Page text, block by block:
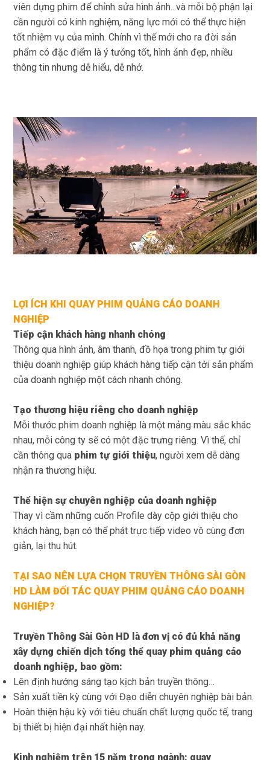
viên dựng phim để chỉnh sửa hình ảnh...và mỗi bộ phận lại
cần người có kinh nghiệm, năng lực mới có thể thực hiện
tốt nhiệm vụ của mình. Chính vì thế mới cho ra đời sản
phẩm có đặc điểm là ý tưởng tốt, hình ảnh đẹp, nhiều
thông tin nhưng dễ hiểu, dễ nhớ.
LỢI ÍCH KHI QUAY PHIM QUẢNG CÁO DOANH
NGHIỆP
Tiếp cận khách hàng nhanh chóng
Thông qua hình ảnh, âm thanh, đồ họa trong phim tự giới
thiệu doanh nghiệp giúp khách hàng tiếp cận tới sản phẩm
của doanh nghiệp một cách nhanh chóng.
Tạo thương hiệu riêng cho doanh nghiệp
Mỗi thước phim doanh nghiệp là một mảng màu sắc khác
nhau, mỗi công ty sẽ có một đặc trưng riêng. Vì thế, chỉ
cần thông qua phim tự giới thiệu, người xem dễ dàng
nhận ra thương hiệu.
Thể hiện sự chuyên nghiệp của doanh nghiệp
Thay vì cầm những cuốn Profile dày cộp giới thiệu cho
khách hàng, bạn có thể phát trực tiếp video vô cùng đơn
giản, lại thu hút.
TẠI SAO NÊN LỰA CHỌN TRUYỀN THÔNG SÀI GÒN
HD LÀM ĐỐI TÁC QUAY PHIM QUẢNG CÁO DOANH
NGHIỆP?
Truyền Thông Sài Gòn HD là đơn vị có đủ khả năng
xây dựng chiến dịch tổng thể quay phim quảng cáo
doanh nghiệp, bao gồm:
Lên định hướng sáng tạo kịch bản truyền thông…
Sản xuất tiền kỳ cùng với Đạo diễn chuyên nghiệp bài bản.
Hoàn thiện hậu kỳ với tiêu chuẩn chất lượng quốc tế, trang
bị thiết bị hiện đại nhất hiện nay.
Kinh nghiệm trên 15 năm trong ngành: quay